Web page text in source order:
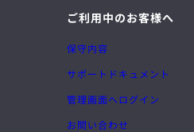
ご利用中のお客様へ
保守内容
サポートドキュメント
管理画面へログイン
お問い合わせ